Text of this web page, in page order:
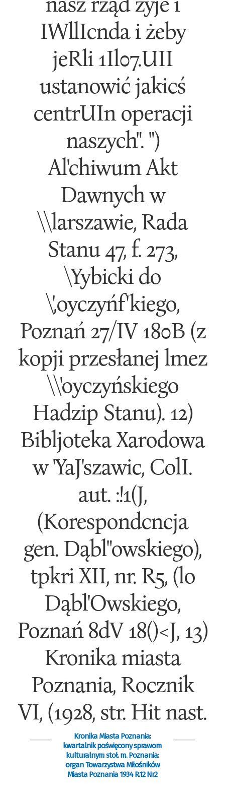
IWllIcnda i żeby
jeRli 1Il07.UII
ustanowić jakicś
centrUIn operacji
naszych". ")
Al'chiwum Akt
Dawnych w
\\larszawie, Rada
Stanu 47, f. 273,
\Yybicki do
\',oyczyńf'kiego,
Poznań 27/IV 180B (z
kopji przesłanej lmez
\\'oyczyńskiego
Hadzip Stanu). 12)
Bibljoteka Xarodowa
w 'YaJ'szawic, ColI.
aut. :!1(J,
(Korespondcncja
gen. Dąbl"owskiego),
tpkri XII, nr. R5, (lo
Dąbl'Owskiego,
Poznań 8dV 18()<J, 13)
Kronika miasta
Poznania, Rocznik
VI, (1928, str. Hit nast.
Kronika Miasta Poznania:
kwartalnik poświęcony sprawom
kulturalnym stoł. m. Poznania:
organ Towarzystwa Miłośników
Miasta Poznania 1934 R.12 Nr2